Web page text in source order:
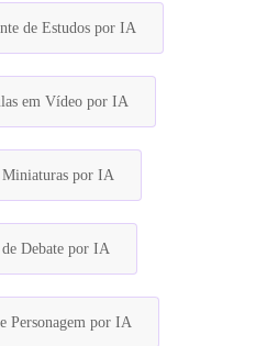
de Estudos por IA
em Vídeo por IA
Miniaturas por IA
Debate por IA
Personagem por IA